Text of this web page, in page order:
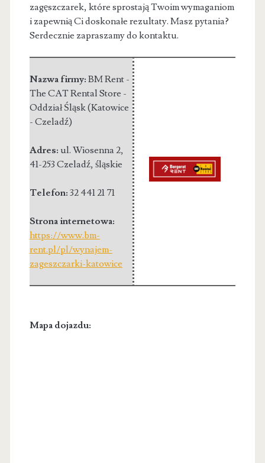
zagęszczarek, które sprostają Twoim wymaganiom
i zapewnią Ci doskonałe rezultaty. Masz pytania?
Serdecznie zapraszamy do kontaktu.
Nazwa firmy: BM Rent -
The CAT Rental Store -
Oddział Śląsk (Katowice
- Czeladź)
Adres: ul. Wiosenna 2,
41-253 Czeladź, śląskie
Telefon: 32 441 21 71
Strona internetowa:
https://www.bm-
rent.pl/pl/wynajem-
zageszczarki-katowice
Mapa dojazdu: